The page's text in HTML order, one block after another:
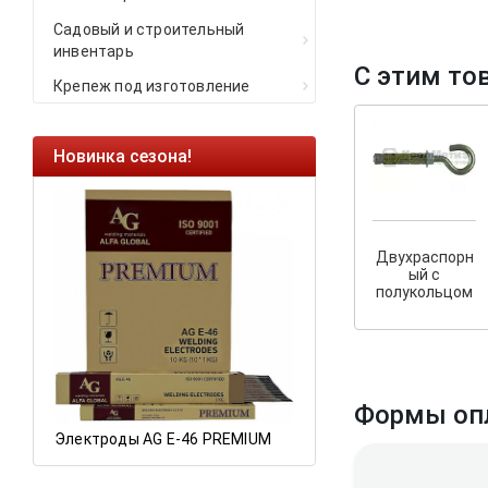
Садовый и строительный
инвентарь
Крепеж под изготовление
Новинка сезона!
Электроды AG E-46 PREMIUM
Ликвидация
Ликвидация
остатков по ценам
С этим
Двухраспорн
ый с
полукольцом
Формы